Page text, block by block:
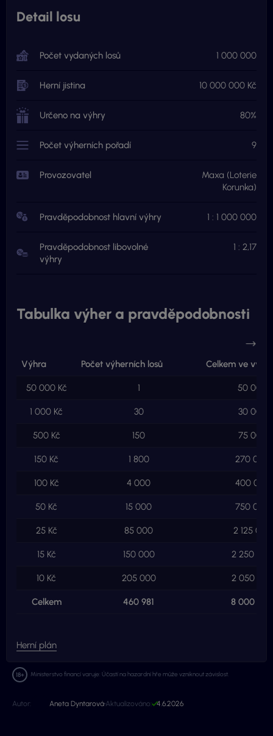
Detail losu
Počet vydaných losů 1 000 000
Herní jistina 10 000 000 Kč
Určeno na výhry 80%
Počet výherních pořadí 9
Provozovatel
Maxa (Loterie
Korunka)
Pravděpodobnost hlavní výhry 1 : 1 000 000
Pravděpodobnost libovolné
výhry
1 : 2,17
Tabulka výher a pravděpodobnosti
Výhra Počet výherních losů Celkem ve
50 000 Kč 1 50 000
1 000 Kč 30 30 000
500 Kč 150 75 000
150 Kč 1 800 270 000
100 Kč 4 000 400 000
50 Kč 15 000 750 000
25 Kč 85 000 2 125 000
15 Kč 150 000 2 250
10 Kč 205 000 2 050
Celkem 460 981 8 000
Herní plán
Ministerstvo financí varuje: Účastí na hazardní hře může vzniknout závislost.
Autor: Aneta Dyntarová Aktualizováno: 4.6.2026